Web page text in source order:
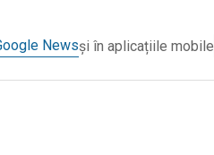
Newsși în aplicațiile mobile